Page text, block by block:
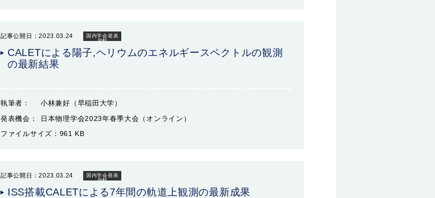
記事公開日：2023.03.24
国内学会発表
資料
CALETによる陽子,ヘリウムのエネルギースペクトルの観測
の最新結果
執筆者：
小林兼好（早稲田大学）
発表機会：
日本物理学会2023年春季大会（オンライン）
ファイルサイズ： 961 KB
記事公開日：2023.03.24
国内学会発表
資料
ISS搭載CALETによる7年間の軌道上観測の最新成果